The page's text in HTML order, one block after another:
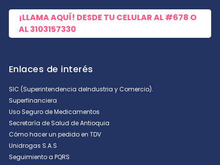
¡LLAMA AQUÍ! DESDE TU CELULAR AL#678 O
AL3103157330
Enlaces de interés
SIC (Superintendencia deIndustria y Comercio).
Superfinanciera
Uso Seguro de Medicamentos
Secretaría de Salud de Antioquia
Cómo hacer un pedido en TDV
Unidrogas S.A.S
Seguimiento a PQRS